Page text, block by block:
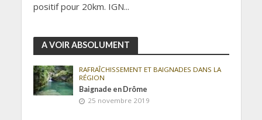
positif pour 20km. IGN...
A VOIR ABSOLUMENT
RAFRAÎCHISSEMENT ET BAIGNADES DANS LA
RÉGION
Baignade en Drôme
25 novembre 2019